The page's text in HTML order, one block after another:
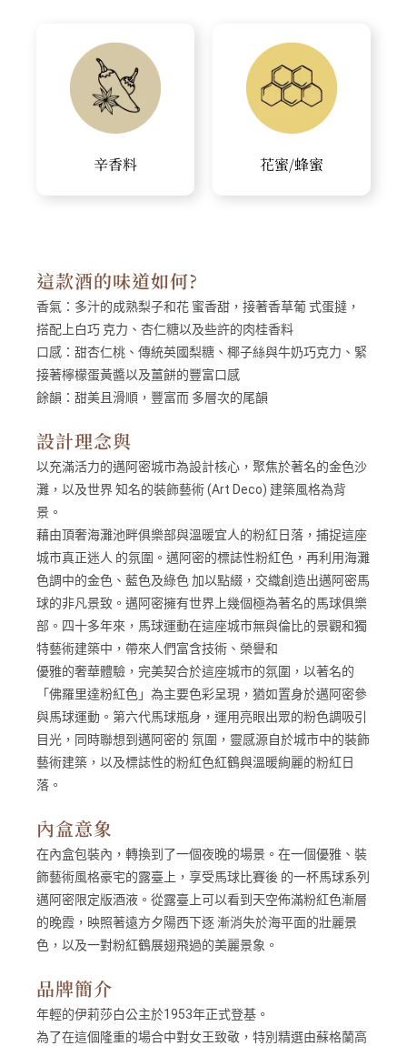
辛香料 花蜜/蜂蜜
這款酒的味道如何?
香氣： 多汁的成熟梨子和花 蜜香甜，接著香草葡 式蛋撻，
搭配上白巧 克力、杏仁糖以及些許的肉桂香料
口感： 甜杏仁桃、傳統英國梨糖、椰子絲與牛奶巧克力、緊
接著檸檬蛋黃醬以及薑餅的豐富口感
餘韻： 甜美且滑順，豐富而 多層次的尾韻
設計理念與
以充滿活力的邁阿密城市為設計核心，聚焦於著名的金色沙
灘，以及世界 知名的裝飾藝術 (Art Deco) 建築風格為背
景。
藉由頂奢海灘池畔俱樂部與溫暖宜人的粉紅日落，捕捉這座
城市真正迷人 的氛圍。邁阿密的標誌性粉紅色，再利用海灘
色調中的金色、藍色及綠色 加以點綴，交織創造出邁阿密馬
球的非凡景致。邁阿密擁有世界上幾個極為著名的馬球俱樂
部。四十多年來，馬球運動在這座城市無與倫比的景觀和獨
特藝術建築中，帶來人們富含技術、榮譽和
優雅的奢華體驗，完美契合於這座城市的氛圍，以著名的
「佛羅里達粉紅色」為主要色彩呈現，猶如置身於邁阿密參
與馬球運動。第六代馬球瓶身，運用亮眼出眾的粉色調吸引
目光，同時聯想到邁阿密的 氛圍，靈感源自於城市中的裝飾
藝術建築，以及標誌性的粉紅色紅鶴與溫暖絢麗的粉紅日
落。
內盒意象
在內盒包裝內，轉換到了一個夜晚的場景。在一個優雅、裝
飾藝術風格豪宅的露臺上，享受馬球比賽後 的一杯馬球系列
邁阿密限定版酒液。從露臺上可以看到天空佈滿粉紅色漸層
的晚霞，映照著遠方夕陽西下逐 漸消失於海平面的壯麗景
色，以及一對粉紅鶴展翅飛過的美麗景象。
品牌簡介
年輕的伊莉莎白公主於1953年正式登基。
為了在這個隆重的場合中對女王致敬，特別精選由蘇格蘭高